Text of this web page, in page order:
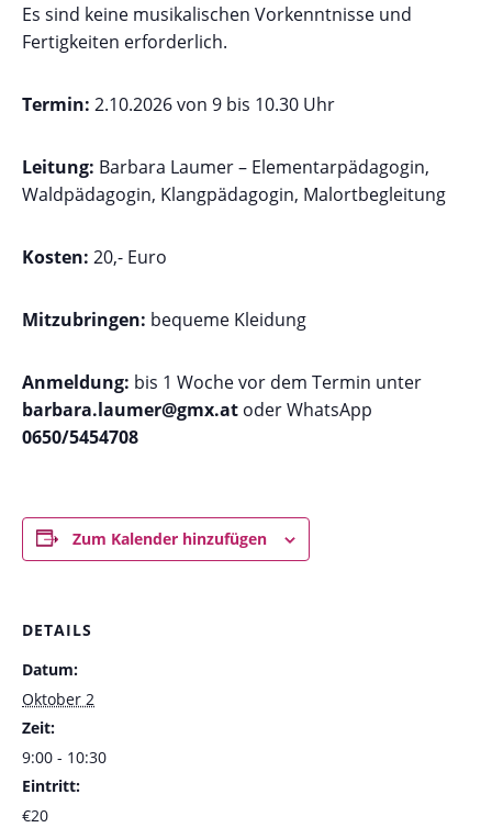
Es sind keine musikalischen Vorkenntnisse und
Fertigkeiten erforderlich.
Termin: 2.10.2026 von 9 bis 10.30 Uhr
Leitung: Barbara Laumer – Elementarpädagogin,
Waldpädagogin, Klangpädagogin, Malortbegleitung
Kosten: 20,- Euro
Mitzubringen: bequeme Kleidung
Anmeldung: bis 1 Woche vor dem Termin unter
barbara.laumer@gmx.at oder WhatsApp
0650/5454708
Zum Kalender hinzufügen
DETAILS
Datum:
Oktober 2
Zeit:
9:00 - 10:30
Eintritt:
€20